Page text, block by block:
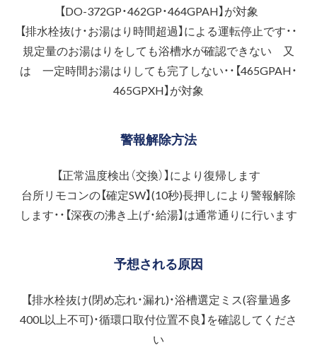
【DO-372GP・462GP・464GPAH】が対象
【排水栓抜け・お湯はり時間超過】による運転停止です・・
規定量のお湯はりをしても浴槽水が確認できない 又
は 一定時間お湯はりしても完了しない・・【465GPAH・
465GPXH】が対象
警報解除方法
【正常温度検出（交換）】により復帰します
台所リモコンの【確定SW】(10秒)長押しにより警報解除
します・・【深夜の沸き上げ・給湯】は通常通りに行います
予想される原因
【排水栓抜け(閉め忘れ・漏れ)・浴槽選定ミス(容量過多
400L以上不可)・循環口取付位置不良】を確認してくださ
い